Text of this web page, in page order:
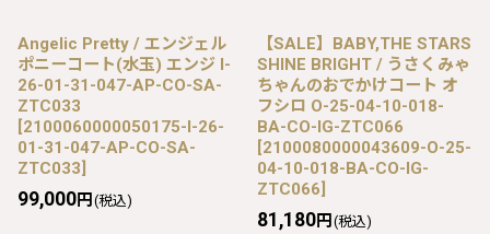
Angelic Pretty / エンジェル
ポニーコート(水玉) エンジ I-
26-01-31-047-AP-CO-SA-
ZTC033
[2100060000050175-I-26-
01-31-047-AP-CO-SA-
ZTC033]
99,000円 (税込)
【SALE】BABY,THE STARS
SHINE BRIGHT / うさくみゃ
ちゃんのおでかけコート オ
フシロ O-25-04-10-018-
BA-CO-IG-ZTC066
[2100080000043609-O-25-
04-10-018-BA-CO-IG-
ZTC066]
81,180円 (税込)